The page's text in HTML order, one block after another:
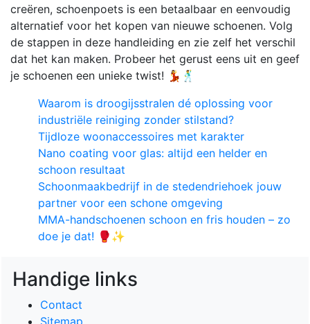
creëren, schoenpoets is een betaalbaar en eenvoudig
alternatief voor het kopen van nieuwe schoenen. Volg
de stappen in deze handleiding en zie zelf het verschil
dat het kan maken. Probeer het gerust eens uit en geef
je schoenen een unieke twist! 💃🕺
Waarom is droogijsstralen dé oplossing voor
industriële reiniging zonder stilstand?
Tijdloze woonaccessoires met karakter
Nano coating voor glas: altijd een helder en
schoon resultaat
Schoonmaakbedrijf in de stedendriehoek jouw
partner voor een schone omgeving
MMA-handschoenen schoon en fris houden – zo
doe je dat! 🥊✨
Handige links
Contact
Sitemap